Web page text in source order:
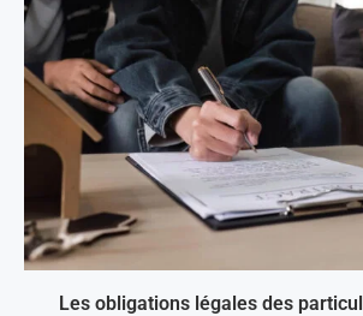
Les obligations légales des